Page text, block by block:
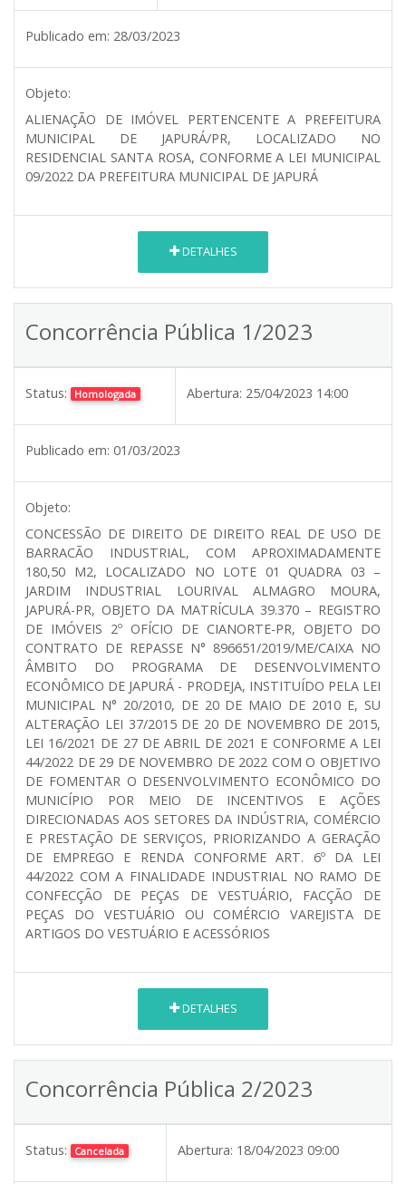
Publicado em: 28/03/2023
Objeto:
ALIENAÇÃO DE IMÓVEL PERTENCENTE A PREFEITURA
MUNICIPAL DE JAPURÁ/PR, LOCALIZADO NO
RESIDENCIAL SANTA ROSA, CONFORME A LEI MUNICIPAL
09/2022 DA PREFEITURA MUNICIPAL DE JAPURÁ
DETALHES
Concorrência Pública 1/2023
Status: Homologada Abertura: 25/04/2023 14:00
Publicado em: 01/03/2023
Objeto:
CONCESSÃO DE DIREITO DE DIREITO REAL DE USO DE
BARRACÃO INDUSTRIAL, COM APROXIMADAMENTE
180,50 M2, LOCALIZADO NO LOTE 01 QUADRA 03 –
JARDIM INDUSTRIAL LOURIVAL ALMAGRO MOURA,
JAPURÁ-PR, OBJETO DA MATRÍCULA 39.370 – REGISTRO
DE IMÓVEIS 2º OFÍCIO DE CIANORTE-PR, OBJETO DO
CONTRATO DE REPASSE N° 896651/2019/ME/CAIXA NO
ÂMBITO DO PROGRAMA DE DESENVOLVIMENTO
ECONÔMICO DE JAPURÁ - PRODEJA, INSTITUÍDO PELA LEI
MUNICIPAL N° 20/2010, DE 20 DE MAIO DE 2010 E, SU
ALTERAÇÃO LEI 37/2015 DE 20 DE NOVEMBRO DE 2015,
LEI 16/2021 DE 27 DE ABRIL DE 2021 E CONFORME A LEI
44/2022 DE 29 DE NOVEMBRO DE 2022 COM O OBJETIVO
DE FOMENTAR O DESENVOLVIMENTO ECONÔMICO DO
MUNICÍPIO POR MEIO DE INCENTIVOS E AÇÕES
DIRECIONADAS AOS SETORES DA INDÚSTRIA, COMÉRCIO
E PRESTAÇÃO DE SERVIÇOS, PRIORIZANDO A GERAÇÃO
DE EMPREGO E RENDA CONFORME ART. 6º DA LEI
44/2022 COM A FINALIDADE INDUSTRIAL NO RAMO DE
CONFECÇÃO DE PEÇAS DE VESTUÁRIO, FACÇÃO DE
PEÇAS DO VESTUÁRIO OU COMÉRCIO VAREJISTA DE
ARTIGOS DO VESTUÁRIO E ACESSÓRIOS
DETALHES
Concorrência Pública 2/2023
Status: Cancelada Abertura: 18/04/2023 09:00